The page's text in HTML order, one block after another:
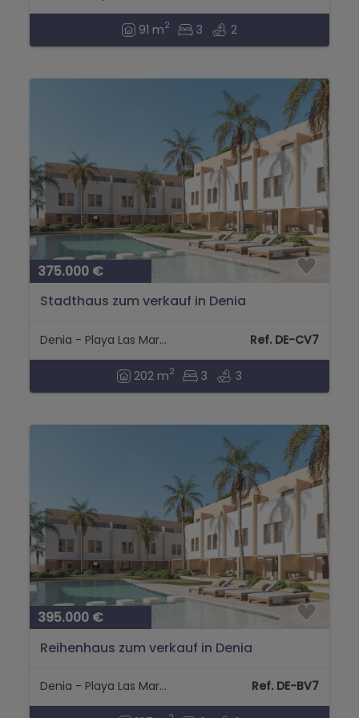
91 m2 3 2
375.000 €
Stadthaus zum verkauf in Denia
Denia - Playa Las Marinas Ref. DE-CV7
202 m2 3 3
395.000 €
Reihenhaus zum verkauf in Denia
Denia - Playa Las Marinas Ref. DE-BV7